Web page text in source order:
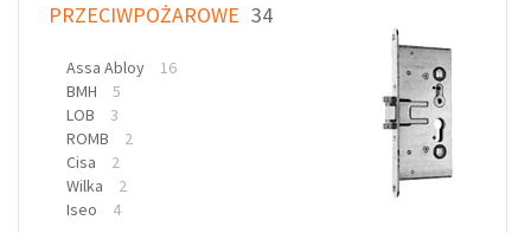
PRZECIWPOŻAROWE 34
Assa Abloy
16
BMH
5
LOB
3
ROMB
2
Cisa
2
Wilka
2
Iseo
4